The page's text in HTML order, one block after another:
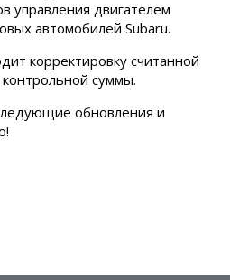
управления двигателем
автомобилей Subaru.
корректировку считанной
суммы.
обновления и